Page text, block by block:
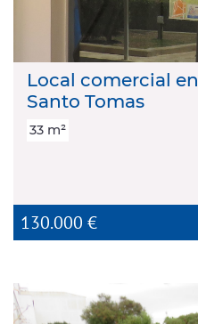
Local comercial en
Santo Tomas
33 m²
130.000 €